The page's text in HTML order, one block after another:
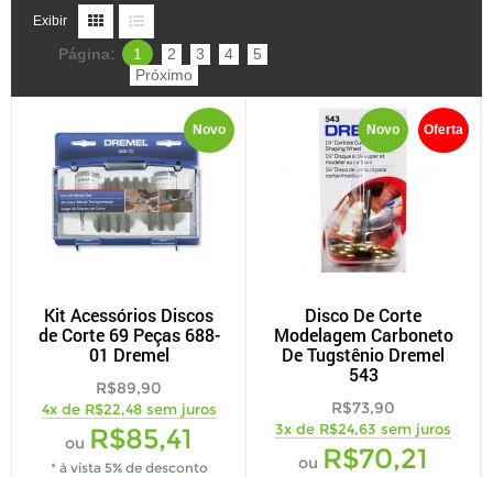
Exibir
Página: 1 2 3 4
5
Próximo
Novo
Kit Acessórios Discos
de Corte 69 Peças 688-
01 Dremel
R$89,90
4x de R$22,48 sem juros
ou R$85,41
* à vista 5% de desconto
Oferta
Novo
Disco De Corte
Modelagem Carboneto
De Tugstênio Dremel
543
R$73,90
3x de R$24,63 sem juros
ou R$70,21